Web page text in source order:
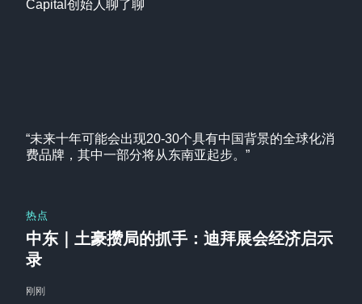
“未来十年可能会出现20-30个具有中国背景的全球化消
费品牌，其中一部分将从东南亚起步。”
热点
中东｜土豪攒局的抓手：迪拜展会经济启示
录
刚刚